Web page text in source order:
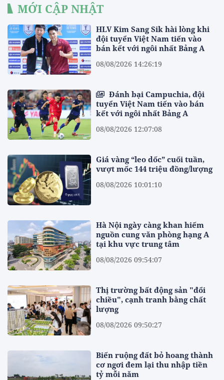
MỚI CẬP NHẬT
HLV Kim Sang Sik hài lòng khi
đội tuyển Việt Nam tiến vào
bán kết với ngôi nhất Bảng A
08/08/2026 14:26:19
Đánh bại Campuchia, đội
tuyển Việt Nam tiến vào bán
kết với ngôi nhất Bảng A
08/08/2026 12:07:08
Giá vàng “leo dốc” cuối tuần,
vượt mốc 144 triệu đồng/lượng
08/08/2026 10:01:10
Hà Nội ngày càng khan hiếm
nguồn cung văn phòng hạng A
tại khu vực trung tâm
08/08/2026 09:54:07
Thị trường bất động sản "đổi
chiều", cạnh tranh bằng chất
lượng
08/08/2026 09:50:27
Biến ruộng đất bỏ hoang thành
cơ ngơi đem lại thu nhập tiền
tỷ mỗi năm